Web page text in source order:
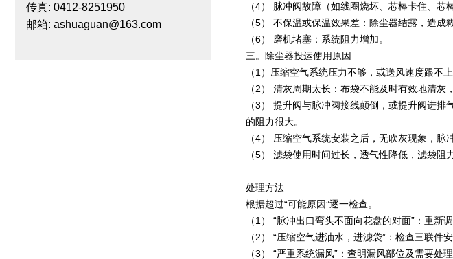
传真: 0412-8251950
邮箱: ashuaguan@163.com
（4） 脉冲阀故障（如线圈烧坏、芯棒卡住、芯
（5） 不保温或保温效果差：除尘器结露，造成
（6） 磨机堵塞：系统阻力增加。
三。除尘器投运使用原因
（1）压缩空气系统压力不够，或送风速度跟不
（2） 清灰周期太长：布袋不能及时有效地清灰
（3） 提升阀与脉冲阀接线颠倒，或提升阀进
的阻力很大。
（4） 压缩空气系统安装之后，无吹灰现象，
（5） 滤袋使用时间过长，透气性降低，滤袋阻力
处理方法
根据超过“可能原因”逐一检查。
（1） “脉冲出口弯头不面向花盘的对面”：重新调
（2） “压缩空气进油水，进滤袋”：检查三联件
（3） “严重系统漏风”：查明漏风部位及需要处理